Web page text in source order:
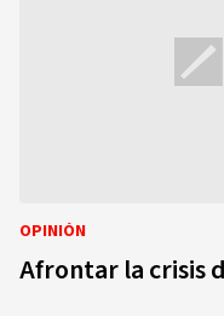
OPINIÓN
Afrontar la crisis